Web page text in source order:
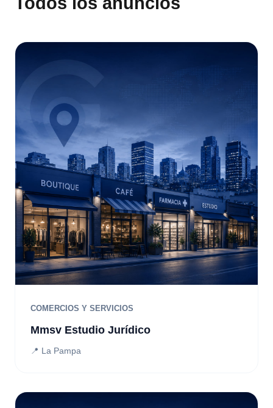
COMERCIOS Y SERVICIOS
Mmsv Estudio Jurídico
📍 La Pampa